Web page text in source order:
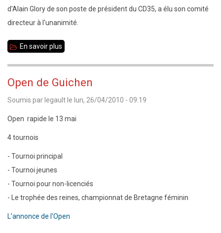
Assemblée
Générale
d'Alain Glory de son poste de président du CD35, a élu son comité
directeur à l'unanimité.
En savoir plus
directeur
Open de Guichen
Soumis par legault le lun, 26/04/2010 - 09:19
Open rapide le 13 mai
4 tournois
- Tournoi principal
- Tournoi jeunes
- Tournoi pour non-licenciés
- Le trophée des reines, championnat de Bretagne féminin
L'annonce de l'Open